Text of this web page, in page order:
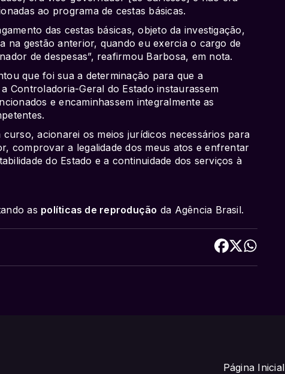
ao programa de cestas básicas.
das cestas básicas, objeto da investigação,
na gestão anterior, quando eu exercia o cargo de
de despesas”, reafirmou Barbosa, em nota.
que foi sua a determinação para que a
Controladoria-Geral do Estado instaurassem
e encaminhassem integralmente as
curso, acionarei os meios jurídicos necessários para
comprovar a legalidade dos meus atos e enfrentar
do Estado e a continuidade dos serviços à
as políticas de reprodução da Agência Brasil.
Página Inicial